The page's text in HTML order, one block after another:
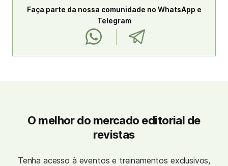
Faça parte da nossa comunidade no WhatsApp e
Telegram
O melhor do mercado editorial de
revistas
Tenha acesso à eventos e treinamentos exclusivos,